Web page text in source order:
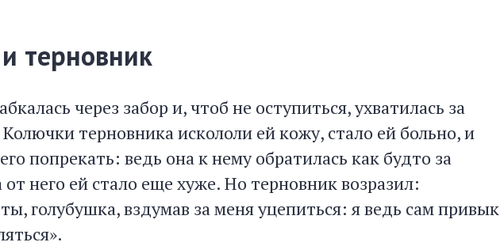
терновник
через забор и, чтоб не оступиться, ухватилась за
терновника искололи ей кожу, стало ей больно, и
попрекать: ведь она к нему обратилась как будто за
него ей стало еще хуже. Но терновник возразил:
голубушка, вздумав за меня уцепиться: я ведь сам привык